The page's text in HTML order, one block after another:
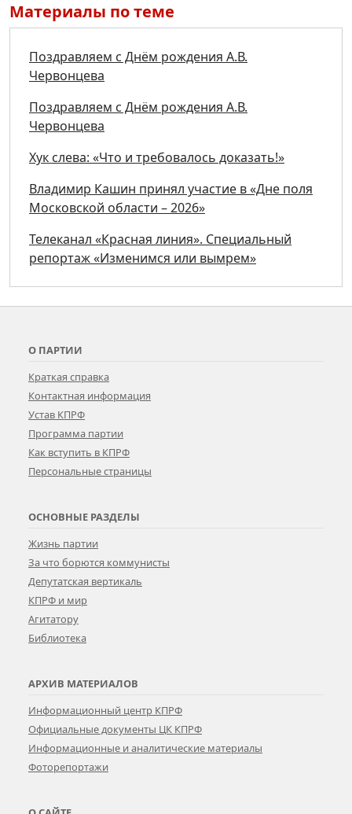
Материалы по теме
Поздравляем с Днём рождения А.В.
Червонцева
Поздравляем с Днём рождения А.В.
Червонцева
Хук слева: «Что и требовалось доказать!»
Владимир Кашин принял участие в «Дне поля
Московской области – 2026»
Телеканал «Красная линия». Специальный
репортаж «Изменимся или вымрем»
О ПАРТИИ
Краткая справка
Контактная информация
Устав КПРФ
Программа партии
Как вступить в КПРФ
Персональные страницы
ОСНОВНЫЕ РАЗДЕЛЫ
Жизнь партии
За что борются коммунисты
Депутатская вертикаль
КПРФ и мир
Агитатору
Библиотека
АРХИВ МАТЕРИАЛОВ
Информационный центр КПРФ
Официальные документы ЦК КПРФ
Информационные и аналитические материалы
Фоторепортажи